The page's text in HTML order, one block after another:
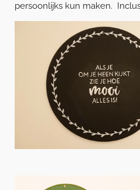
persoonlijks kun maken.